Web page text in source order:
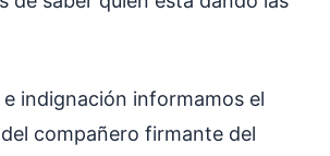
indignación informamos el
compañero firmante del